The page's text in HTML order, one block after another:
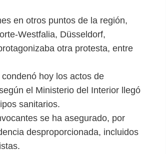
en otros puntos de la región,
Westfalia, Düsseldorf,
otra protesta, entre
hoy los actos de
el Ministerio del Interior llegó
sanitarios.
se ha asegurado, por
desproporcionada, incluidos